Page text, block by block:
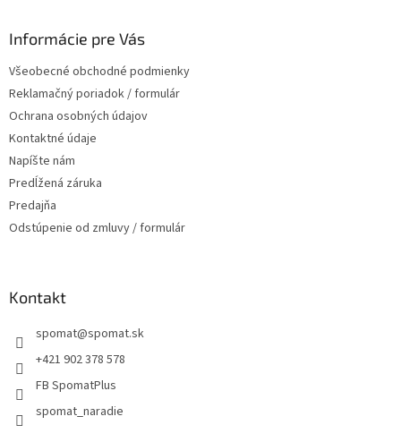
Informácie pre Vás
Všeobecné obchodné podmienky
Reklamačný poriadok / formulár
Ochrana osobných údajov
Kontaktné údaje
Napíšte nám
Predĺžená záruka
Predajňa
Odstúpenie od zmluvy / formulár
Kontakt
spomat@spomat.sk
+421 902 378 578
FB SpomatPlus
spomat_naradie